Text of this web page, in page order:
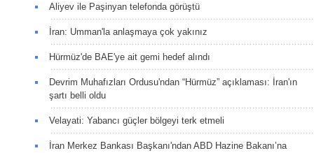
Aliyev ile Paşinyan telefonda görüştü
İran: Umman'la anlaşmaya çok yakınız
Hürmüz'de BAE'ye ait gemi hedef alındı
Devrim Muhafızları Ordusu'ndan “Hürmüz” açıklaması: İran'ın
şartı belli oldu
Velayati: Yabancı güçler bölgeyi terk etmeli
İran Merkez Bankası Başkanı'ndan ABD Hazine Bakanı’na